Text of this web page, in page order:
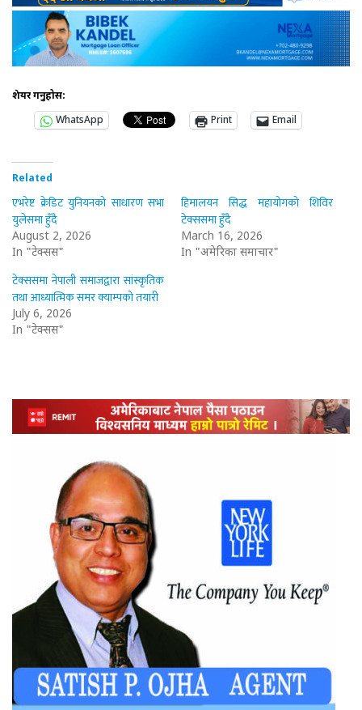
शेयर गर्नुहोस:
WhatsApp
Print Email
Related
एभरेष्ट क्रेडिट युनियनको साधारण सभा
युलेसमा हुँदै
August 2, 2026
In "टेक्सस"
हिमालयन सिद्ध महायोगको शिविर
टेक्ससमा हुँदै
March 16, 2026
In "अमेरिका समाचार"
टेक्ससमा नेपाली समाजद्वारा सांस्कृतिक
तथा आध्यात्मिक समर क्याम्पको तयारी
July 6, 2026
In "टेक्सस"